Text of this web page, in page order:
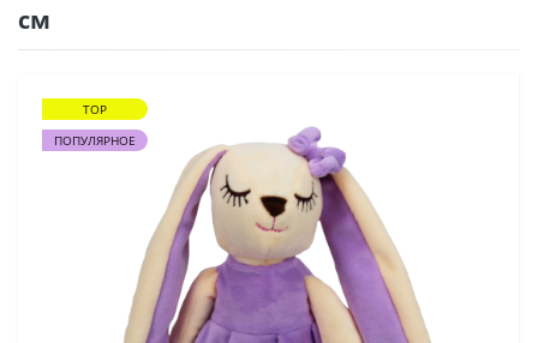
см
TOP
ПОПУЛЯРНОЕ